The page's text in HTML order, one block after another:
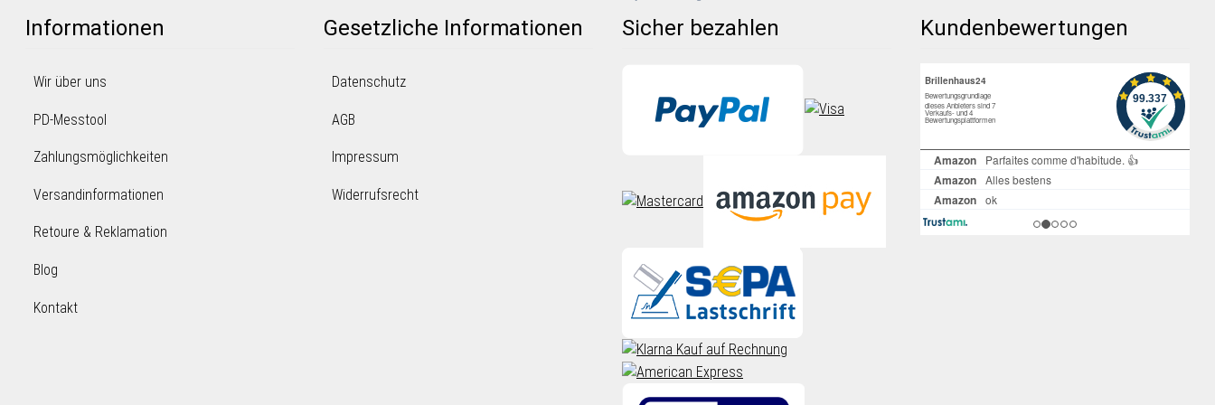
Informationen
Wir über uns
PD-Messtool
Zahlungsmöglichkeiten
Versandinformationen
Retoure & Reklamation
Blog
Kontakt
Gesetzliche Informationen
Datenschutz
AGB
Impressum
Widerrufsrecht
Sicher bezahlen Kundenbewertungen